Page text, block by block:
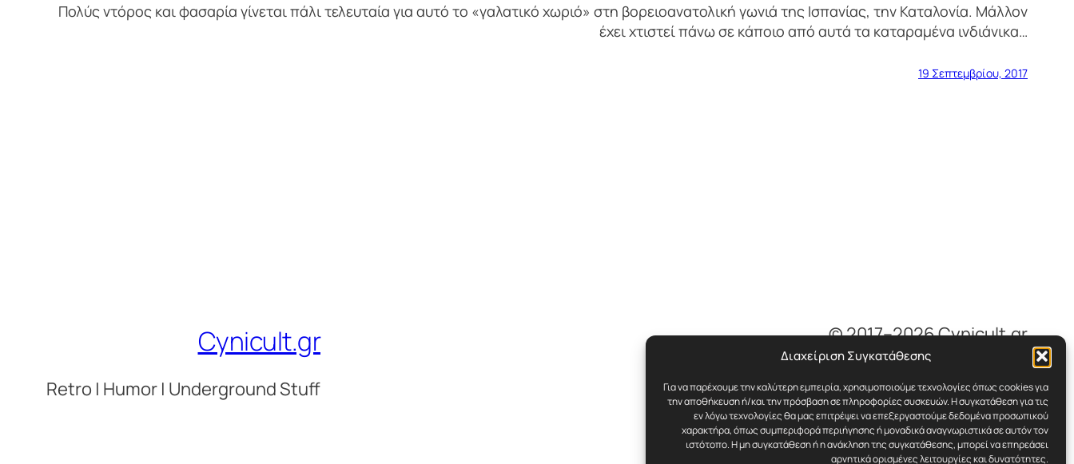
Διαχείριση Συγκατάθεσης
Για να παρέχουμε την καλύτερη εμπειρία, χρησιμοποιούμε τεχνολογίες όπως cookies για
την αποθήκευση ή/και την πρόσβαση σε πληροφορίες συσκευών. Η συγκατάθεση για τις
εν λόγω τεχνολογίες θα μας επιτρέψει να επεξεργαστούμε δεδομένα προσωπικού
χαρακτήρα, όπως συμπεριφορά περιήγησης ή μοναδικά αναγνωριστικά σε αυτόν τον
ιστότοπο. Η μη συγκατάθεση ή η ανάκληση της συγκατάθεσης, μπορεί να επηρεάσει
αρνητικά ορισμένες λειτουργίες και δυνατότητες.
Πολύς ντόρος και φασαρία γίνεται πάλι τελευταία για αυτό το «γαλατικό χωριό» στη βορειοανατολική γωνιά της Ισπανίας, την Καταλονία. Μάλλον
έχει χτιστεί πάνω σε κάποιο από αυτά τα καταραμένα ινδιάνικα…
19 Σεπτεμβρίου, 2017
Cynicult.gr
Retro | Humor | Underground Stuff
© 2017–2026 Cynicult.gr